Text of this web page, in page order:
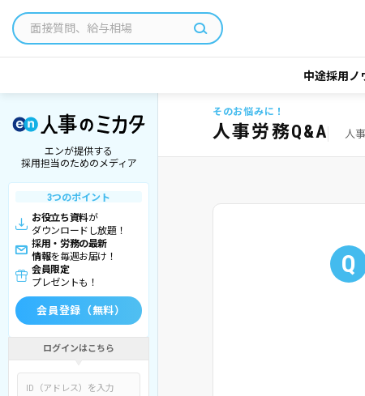
中途採用ノ
エンが提供する
採用担当のためのメディア
3つのポイント
お役立ち資料が
ダウンロードし放題！
採用・労務の最新
情報を毎週お届け！
会員限定
プレゼントも！
会員登録（無料）
ログインはこちら
そのお悩みに！
人事労務Q&A 人
Q